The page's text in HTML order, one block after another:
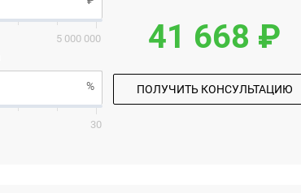
5 000 000
30
41 668 ₽
ПОЛУЧИТЬ КОНСУЛЬТАЦИЮ